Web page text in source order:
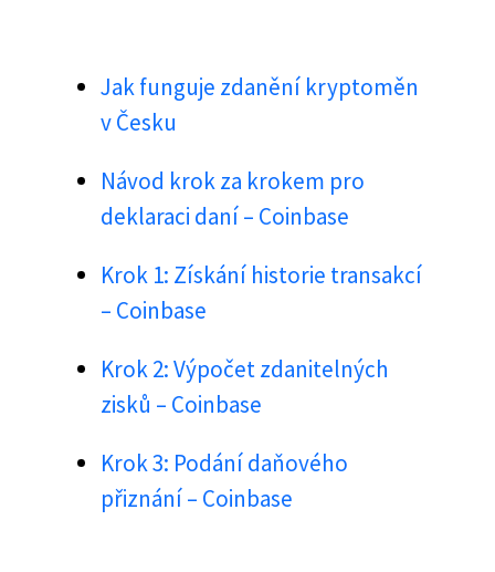
Jak funguje zdanění kryptoměn
v Česku
Návod krok za krokem pro
deklaraci daní – Coinbase
Krok 1: Získání historie transakcí
– Coinbase
Krok 2: Výpočet zdanitelných
zisků – Coinbase
Krok 3: Podání daňového
přiznání – Coinbase